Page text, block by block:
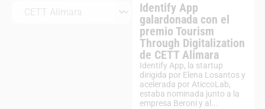
Identify App
galardonada con el
premio Tourism
Through Digitalization
de CETT Alimara
Identify App, la startup
dirigida por Elena Losantos y
acelerada por AticcoLab,
estaba nominada junto a la
empresa Beroni y al...